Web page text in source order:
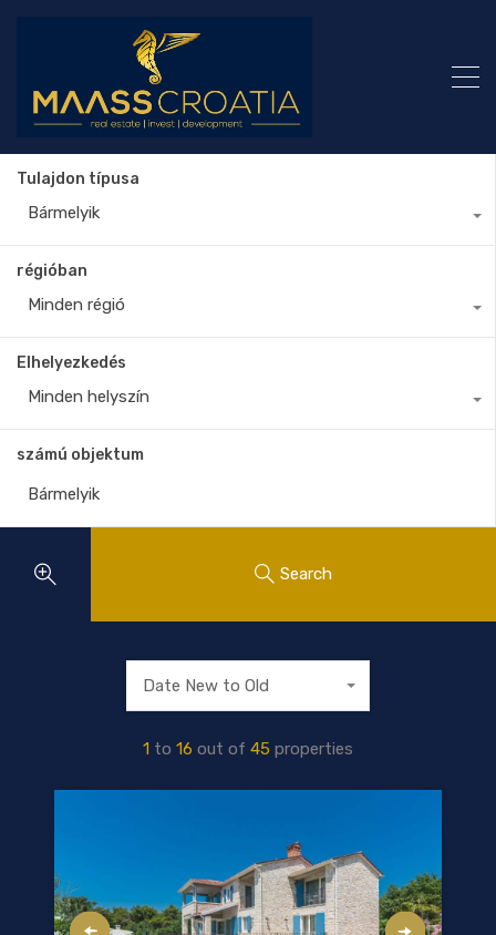
Tulajdon típusa
Bármelyik
régióban
Minden régió
Elhelyezkedés
Minden helyszín
számú objektum
Search
1 to 16 out of 45 properties
Date New to Old